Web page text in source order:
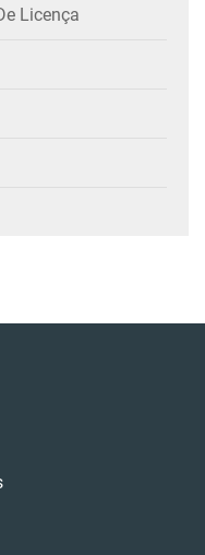
Licença